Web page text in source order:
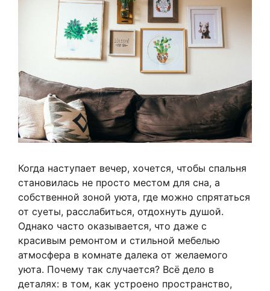
Когда наступает вечер, хочется, чтобы спальня
становилась не просто местом для сна, а
собственной зоной уюта, где можно спрятаться
от суеты, расслабиться, отдохнуть душой.
Однако часто оказывается, что даже с
красивым ремонтом и стильной мебелью
атмосфера в комнате далека от желаемого
уюта. Почему так случается? Всё дело в
деталях: в том, как устроено пространство,